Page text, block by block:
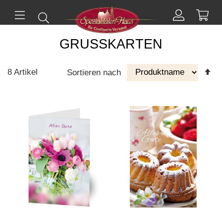
Menü
Suchen
Mein
GRUSSKARTEN
8 Artikel Sortieren nach